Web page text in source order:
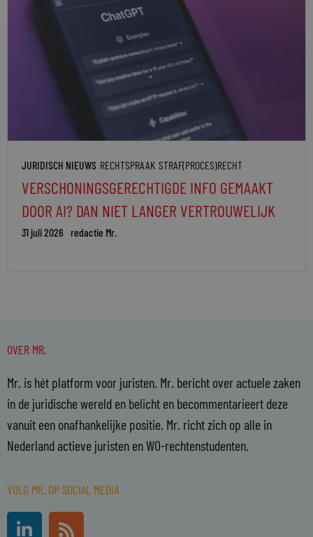
JURIDISCH NIEUWS RECHTSPRAAK STRAF(PROCES)RECHT
VERSCHONINGSGERECHTIGDE INFO GEMAAKT
DOOR AI? DAN NIET LANGER VERTROUWELIJK
31 juli 2026 redactie Mr.
OVER MR.
Mr. is hét platform voor juristen. Mr. bericht over actuele zaken
in de juridische wereld en belicht en becommentarieert deze
vanuit een onafhankelijke positie. Mr. richt zich op alle in
Nederland actieve juristen en WO-rechtenstudenten.
VOLG MR. OP SOCIAL MEDIA
L R